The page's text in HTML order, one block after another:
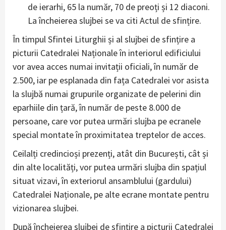
de ierarhi, 65 la număr, 70 de preoți și 12 diaconi.
La încheierea slujbei se va citi Actul de sfințire.
În timpul Sfintei Liturghii și al slujbei de sfințire a
picturii Catedralei Naționale în interiorul edificiului
vor avea acces numai invitații oficiali, în număr de
2.500, iar pe esplanada din fața Catedralei vor asista
la slujbă numai grupurile organizate de pelerini din
eparhiile din țară, în număr de peste 8.000 de
persoane, care vor putea urmări slujba pe ecranele
special montate în proximitatea treptelor de acces.
Ceilalți credincioși prezenți, atât din București, cât și
din alte localități, vor putea urmări slujba din spațiul
situat vizavi, în exteriorul ansamblului (gardului)
Catedralei Naționale, pe alte ecrane montate pentru
vizionarea slujbei.
După încheierea slujbei de sfințire a picturii Catedralei